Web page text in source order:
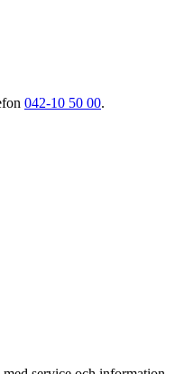
042-10 50 00.